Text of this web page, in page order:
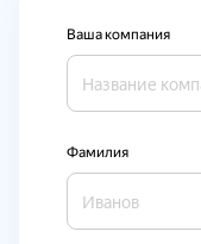
Ваша компания
Фамилия